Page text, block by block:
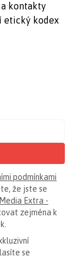
a kontakty
etický kodex
podmínkami
že jste se
Extra -
zejména k
se